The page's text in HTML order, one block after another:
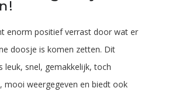
enorm positief verrast door wat er
doosje is komen zetten. Dit
leuk, snel, gemakkelijk, toch
mooi weergegeven en biedt ook